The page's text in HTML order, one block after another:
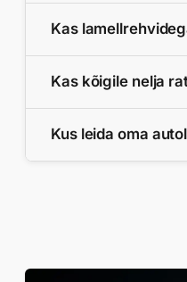
Kas
Kas kõigile nelja
Kus leida oma